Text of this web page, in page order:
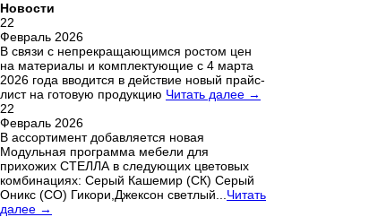
Новости
22
Февраль 2026
В связи с непрекращающимся ростом цен
на материалы и комплектующие с 4 марта
2026 года вводится в действие новый прайс-
лист на готовую продукцию Читать далее →
22
Февраль 2026
В ассортимент добавляется новая
Модульная программа мебели для
прихожих СТЕЛЛА в следующих цветовых
комбинациях: Серый Кашемир (СК) Серый
Оникс (СО) Гикори,Джексон светлый... Читать
далее →